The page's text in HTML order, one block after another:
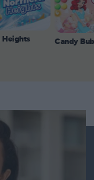
Candy